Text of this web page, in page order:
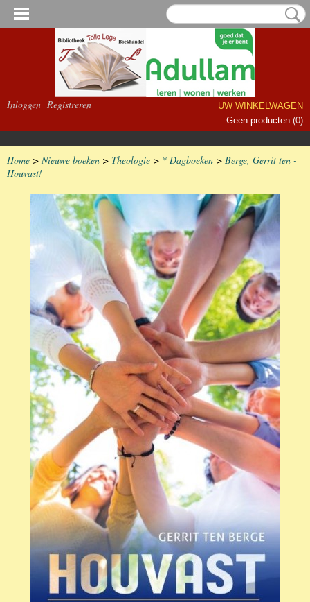
Inloggen Registreren
UW WINKELWAGEN
Geen producten (0)
Home > Nieuwe boeken > Theologie > * Dagboeken > Berge, Gerrit ten -
Houvast!